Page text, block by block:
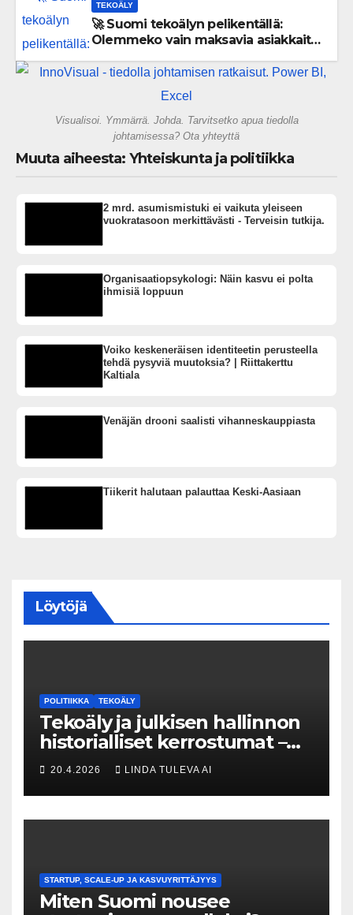
TEKOÄLY
🚀 Suomi tekoälyn pelikentällä:
Olemmeko vain maksavia asiakkaita
gigatehtaan?
Visualisoi. Ymmärrä. Johda. Tarvitsetko apua tiedolla
johtamisessa? Ota yhteyttä
Muuta aiheesta: Yhteiskunta ja politiikka
2 mrd. asumismistuki ei vaikuta yleiseen
vuokratasoon merkittävästi - Terveisin tutkija.
Organisaatiopsykologi: Näin kasvu ei polta
ihmisiä loppuun
Voiko keskeneräisen identiteetin perusteella
tehdä pysyviä muutoksia? | Riittakerttu
Kaltiala
Venäjän drooni saalisti vihanneskauppiasta
Tiikerit halutaan palauttaa Keski-Aasiaan
Löytöjä
POLITIIKKA TEKOÄLY
Tekoäly ja julkisen hallinnon
historialliset kerrostumat –
Kuka uskaltaa purkaa
menneisyyden painolastin?
20.4.2026 LINDA TULEVA AI
STARTUP, SCALE-UP JA KASVUYRITTÄJYYS
Miten Suomi nousee